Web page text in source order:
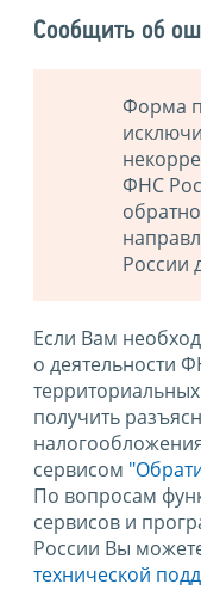
Сообщить об
Форма
ФНС
России
Если Вам
о деятельности
получить
сервисом
По вопросам
сервисов и
России Вы
технической